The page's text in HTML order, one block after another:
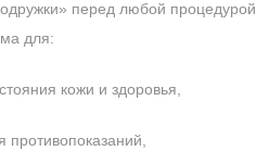
перед любой процедурой
для:
кожи и здоровья,
противопоказаний,